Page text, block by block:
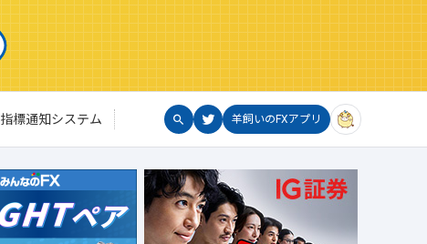
指標通知システム 羊飼いのFXアプリ